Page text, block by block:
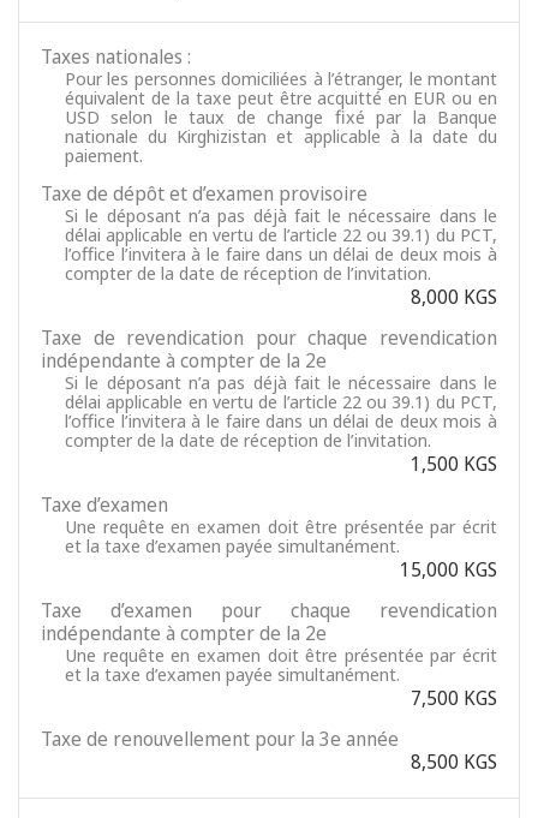
Taxes nationales :
Pour les personnes domiciliées à l’étranger, le montant
équivalent de la taxe peut être acquitté en EUR ou en
USD selon le taux de change fixé par la Banque
nationale du Kirghizistan et applicable à la date du
paiement.
Taxe de dépôt et d’examen provisoire
Si le déposant n’a pas déjà fait le nécessaire dans le
délai applicable en vertu de l’article 22 ou 39.1) du PCT,
l’office l’invitera à le faire dans un délai de deux mois à
compter de la date de réception de l’invitation.
8,000 KGS
Taxe de revendication pour chaque revendication
indépendante à compter de la 2e
Si le déposant n’a pas déjà fait le nécessaire dans le
délai applicable en vertu de l’article 22 ou 39.1) du PCT,
l’office l’invitera à le faire dans un délai de deux mois à
compter de la date de réception de l’invitation.
1,500 KGS
Taxe d’examen
Une requête en examen doit être présentée par écrit
et la taxe d’examen payée simultanément.
15,000 KGS
Taxe d’examen pour chaque revendication
indépendante à compter de la 2e
Une requête en examen doit être présentée par écrit
et la taxe d’examen payée simultanément.
7,500 KGS
Taxe de renouvellement pour la 3e année
8,500 KGS